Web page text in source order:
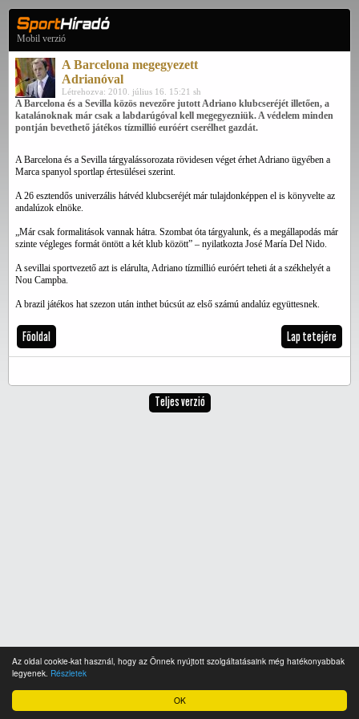
OK
Az oldal cookie-kat használ, hogy az Önnek nyújtott szolgáltatásaink még hatékonyabbak
legyenek. Részletek
Mobil verzió
A Barcelona megegyezett
Adrianóval
Létrehozva: 2010. július 16. 15:21 sh
A Barcelona és a Sevilla közös nevezőre jutott Adriano klubcseréjét illetően, a
katalánoknak már csak a labdarúgóval kell megegyezniük. A védelem minden
pontján bevethető játékos tízmillió euróért cserélhet gazdát.
A Barcelona és a Sevilla tárgyalássorozata rövidesen véget érhet Adriano ügyében a
Marca spanyol sportlap értesülései szerint.
A 26 esztendős univerzális hátvéd klubcseréjét már tulajdonképpen el is könyvelte az
andalúzok elnöke.
„Már csak formalitások vannak hátra. Szombat óta tárgyalunk, és a megállapodás már
szinte végleges formát öntött a két klub között” – nyilatkozta José María Del Nido.
A sevillai sportvezető azt is elárulta, Adriano tízmillió euróért teheti át a székhelyét a
Nou Campba.
A brazil játékos hat szezon után inthet búcsút az első számú andalúz együttesnek.
Főoldal Lap tetejére
Teljes verzió